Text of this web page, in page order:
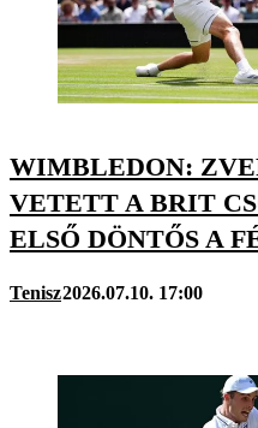
WIMBLEDON:
VETETT A BRIT
ELSŐ DÖNTŐS A
Tenisz2026.07.10. 17:00